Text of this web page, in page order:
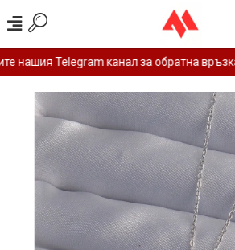
нашия Telegram канал за обратна връзка.